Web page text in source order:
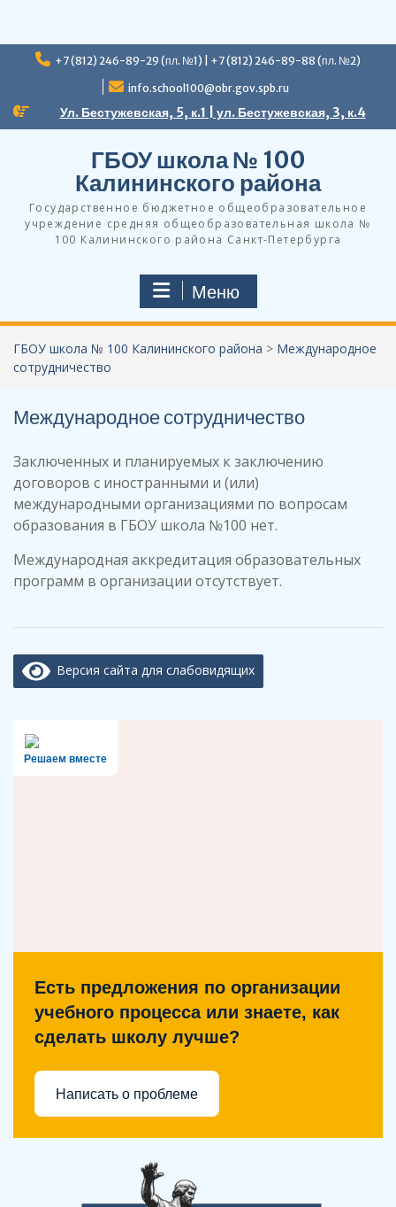
Перейти
+7 (812) 246-89-29 (пл. №1) | +7 (812) 246-89-88 (пл. №2)
info.school100@obr.gov.spb.ru
Ул. Бестужевская, 5, к.1 | ул. Бестужевская, 3, к.4
ГБОУ школа № 100
Калининского района
Государственное бюджетное общеобразовательное
учреждение средняя общеобразовательная школа №
100 Калининского района Санкт-Петербурга
Меню
ГБОУ школа № 100 Калининского района > Международное
сотрудничество
Международное сотрудничество
Заключенных и планируемых к заключению
договоров с иностранными и (или)
международными организациями по вопросам
образования в ГБОУ школа №100 нет.
Международная аккредитация образовательных
программ в организации отсутствует.
Версия сайта для слабовидящих
Решаем вместе
Есть предложения по организации
учебного процесса или знаете, как
сделать школу лучше?
Написать о проблеме